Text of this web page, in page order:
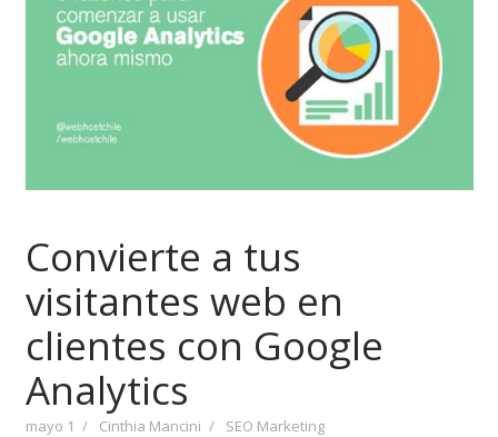
Convierte a tus
visitantes web en
clientes con Google
Analytics
mayo 1 Cinthia Mancini SEO Marketing